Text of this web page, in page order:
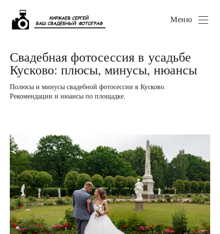
Меню
Свадебная фотосессия в усадьбе
Кусково: плюсы, минусы, нюансы
Полюсы и минусы свадебной фотосессии в Кусково.
Рекомендации и нюансы по площадке.